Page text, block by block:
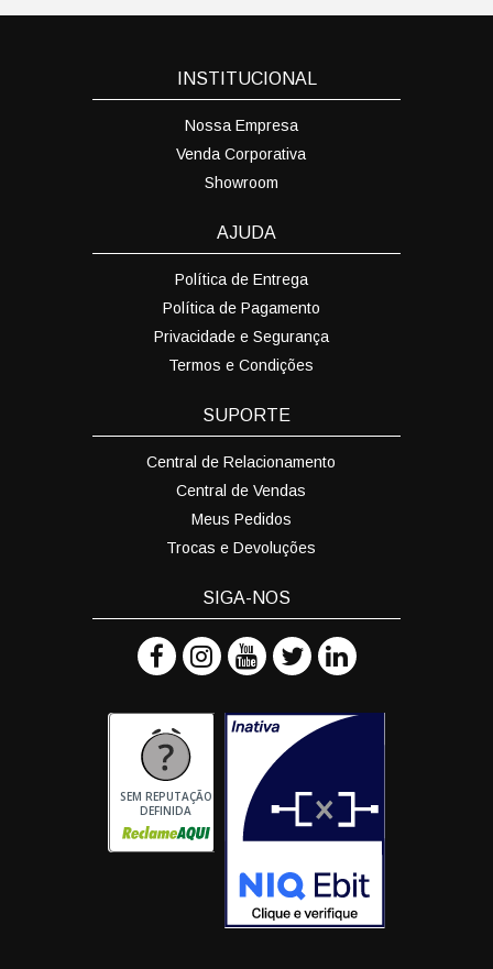
INSTITUCIONAL
Nossa Empresa
Venda Corporativa
Showroom
AJUDA
Política de Entrega
Política de Pagamento
Privacidade e Segurança
Termos e Condições
SUPORTE
Central de Relacionamento
Central de Vendas
Meus Pedidos
Trocas e Devoluções
SIGA-NOS
SEM REPUTAÇÃO
DEFINIDA